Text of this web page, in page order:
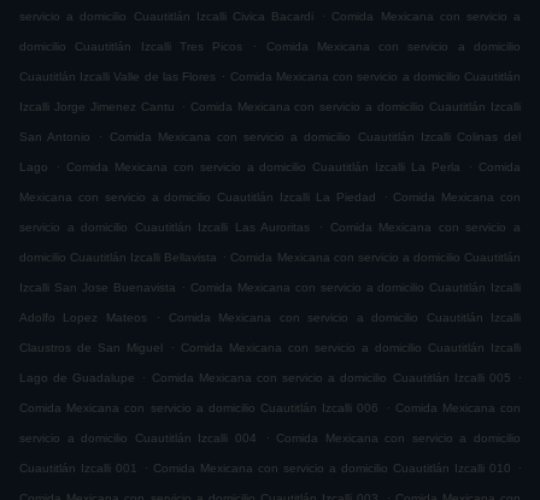
servicio a domicilio Cuautitlán Izcalli Civica Bacardi . Comida Mexicana con servicio a
domicilio Cuautitlán Izcalli Tres Picos . Comida Mexicana con servicio a domicilio
Cuautitlán Izcalli Valle de las Flores . Comida Mexicana con servicio a domicilio Cuautitlán
Izcalli Jorge Jimenez Cantu . Comida Mexicana con servicio a domicilio Cuautitlán Izcalli
San Antonio . Comida Mexicana con servicio a domicilio Cuautitlán Izcalli Colinas del
Lago . Comida Mexicana con servicio a domicilio Cuautitlán Izcalli La Perla . Comida
Mexicana con servicio a domicilio Cuautitlán Izcalli La Piedad . Comida Mexicana con
servicio a domicilio Cuautitlán Izcalli Las Auroritas . Comida Mexicana con servicio a
domicilio Cuautitlán Izcalli Bellavista . Comida Mexicana con servicio a domicilio Cuautitlán
Izcalli San Jose Buenavista . Comida Mexicana con servicio a domicilio Cuautitlán Izcalli
Adolfo Lopez Mateos . Comida Mexicana con servicio a domicilio Cuautitlán Izcalli
Claustros de San Miguel . Comida Mexicana con servicio a domicilio Cuautitlán Izcalli
Lago de Guadalupe . Comida Mexicana con servicio a domicilio Cuautitlán Izcalli 005 .
Comida Mexicana con servicio a domicilio Cuautitlán Izcalli 006 . Comida Mexicana con
servicio a domicilio Cuautitlán Izcalli 004 . Comida Mexicana con servicio a domicilio
Cuautitlán Izcalli 001 . Comida Mexicana con servicio a domicilio Cuautitlán Izcalli 010 .
.